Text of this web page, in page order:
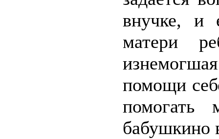
внучке,
матери
помощи
бабушкино